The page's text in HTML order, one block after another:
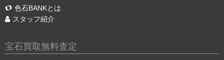
色石BANKとは
スタッフ紹介
宝石買取無料査定